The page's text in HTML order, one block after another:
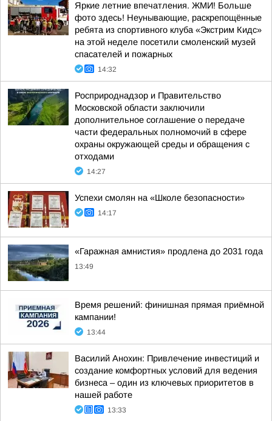
Яркие летние впечатления. ЖМИ! Больше
фото здесь! Неунывающие, раскрепощённые
ребята из спортивного клуба «Экстрим Кидс»
на этой неделе посетили смоленский музей
спасателей и пожарных
14:32
Росприроднадзор и Правительство
Московской области заключили
дополнительное соглашение о передаче
части федеральных полномочий в сфере
охраны окружающей среды и обращения с
отходами
14:27
Успехи смолян на «Школе безопасности»
14:17
«Гаражная амнистия» продлена до 2031 года
13:49
Время решений: финишная прямая приёмной
кампании!
13:44
Василий Анохин: Привлечение инвестиций и
создание комфортных условий для ведения
бизнеса – один из ключевых приоритетов в
нашей работе
13:33